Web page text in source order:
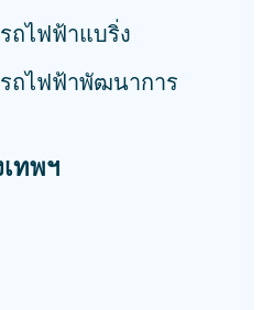
ถไฟฟ้าแบริ่ง
ถไฟฟ้าพัฒนาการ
ทพฯ